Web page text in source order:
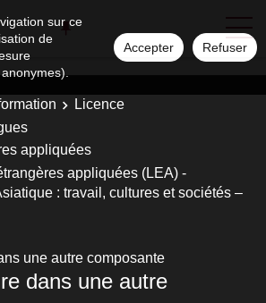
sur ce
de
Accepter Refuser
Licence
appliquées
appliquées (LEA) -
: travail, cultures et sociétés –
une autre composante
dans une autre